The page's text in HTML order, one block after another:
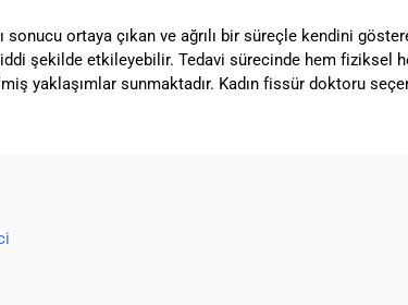
ortaya çıkan ve ağrılı bir süreçle kendini
şekilde etkileyebilir. Tedavi sürecinde hem fiziksel
yaklaşımlar sunmaktadır. Kadın fissür doktoru